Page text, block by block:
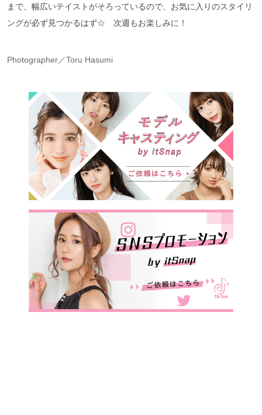
まで、幅広いテイストがそろっているので、お気に入りのスタイリ
ングが必ず見つかるはず☆ 次週もお楽しみに！
Photographer／Toru Hasumi